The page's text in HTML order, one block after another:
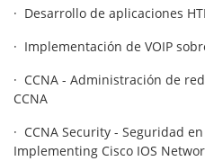
· Desarrollo de aplicaciones
· Implementación de VOIP
· CCNA - Administración de
CCNA
· CCNA Security - Seguridad
Implementing Cisco IOS